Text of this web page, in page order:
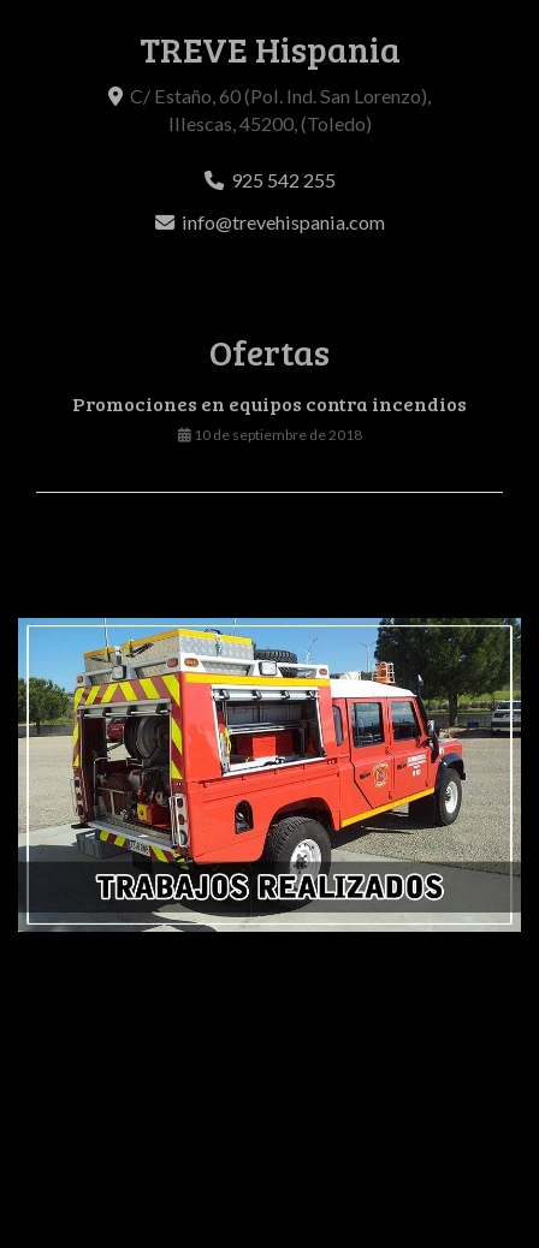
TREVE Hispania
C/ Estaño, 60 (Pol. Ind. San Lorenzo),
Illescas,45200,(Toledo)
925 542 255
info
trevehispania.com
Ofertas
Promociones en equipos contra incendios
10 de septiembre de 2018